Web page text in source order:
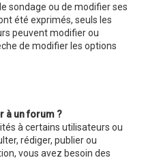
sondage ou de modifier ses
été exprimés, seuls les
peuvent modifier ou
de modifier les options
à un forum ?
à certains utilisateurs ou
rédiger, publier ou
vous avez besoin des